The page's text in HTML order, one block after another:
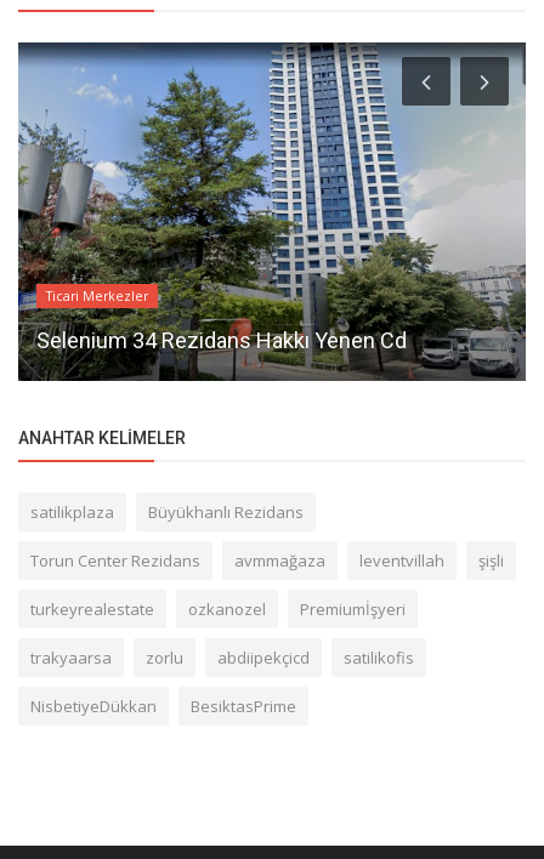
Ticari Merkezler
Selenium 34 Rezidans Hakkı Yenen Cd
ANAHTAR KELIMELER
satilikplaza Büyükhanlı Rezidans
Torun Center Rezidans avmmağaza leventvillah şişli
turkeyrealestate ozkanozel Premiumİşyeri
trakyaarsa zorlu abdiipekçicd satilikofis
NisbetiyeDükkan BesiktasPrime